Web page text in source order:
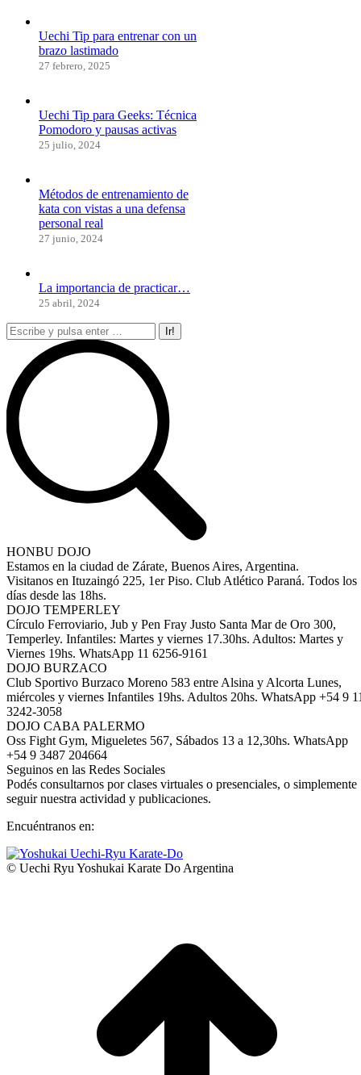
Uechi Tip para entrenar con un
brazo lastimado
27 febrero, 2025
Uechi Tip para Geeks: Técnica
Pomodoro y pausas activas
25 julio, 2024
Métodos de entrenamiento de
kata con vistas a una defensa
personal real
27 junio, 2024
La importancia de practicar…
25 abril, 2024
Buscar:
HONBU DOJO
Estamos en la ciudad de Zárate, Buenos Aires, Argentina.
Visitanos en Ituzaingó 225, 1er Piso. Club Atlético Paraná. Todos los
días desde las 18hs.
DOJO TEMPERLEY
Círculo Ferroviario, Jub y Pen Fray Justo Santa Mar de Oro 300,
Temperley. Infantiles: Martes y viernes 17.30hs. Adultos: Martes y
Viernes 19hs. WhatsApp 11 6256-9161
DOJO BURZACO
Club Sportivo Burzaco Moreno 583 entre Alsina y Alcorta Lunes,
miércoles y viernes Infantiles 19hs. Adultos 20hs. WhatsApp +54 9
3242-3058
DOJO CABA PALERMO
Oss Fight Gym, Migueletes 567, Sábados 13 a 12,30hs. WhatsApp
+54 9 3487 204664
Seguinos en las Redes Sociales
Podés consultarnos por clases virtuales o presenciales, o simplemente
seguir nuestra actividad y publicaciones.
Encuéntranos en:
Facebook
page
YouTube
page
Instagram
page
Whatsapp
page
© Uechi Ryu Yoshukai Karate Do Argentina